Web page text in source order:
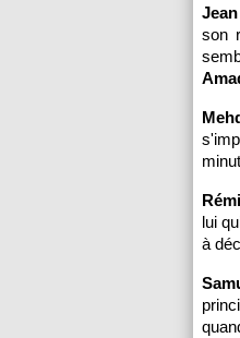
son
lui
à